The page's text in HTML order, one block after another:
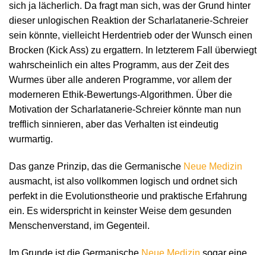
sich ja lächerlich. Da fragt man sich, was der Grund hinter
dieser unlogischen Reaktion der Scharlatanerie-Schreier
sein könnte, vielleicht Herdentrieb oder der Wunsch einen
Brocken (Kick Ass) zu ergattern. In letzterem Fall überwiegt
wahrscheinlich ein altes Programm, aus der Zeit des
Wurmes über alle anderen Programme, vor allem der
moderneren Ethik-Bewertungs-Algorithmen. Über die
Motivation der Scharlatanerie-Schreier könnte man nun
trefflich sinnieren, aber das Verhalten ist eindeutig
wurmartig.
Das ganze Prinzip, das die Germanische Neue Medizin
ausmacht, ist also vollkommen logisch und ordnet sich
perfekt in die Evolutionstheorie und praktische Erfahrung
ein. Es widerspricht in keinster Weise dem gesunden
Menschenverstand, im Gegenteil.
Im Grunde ist die Germanische Neue Medizin sogar eine